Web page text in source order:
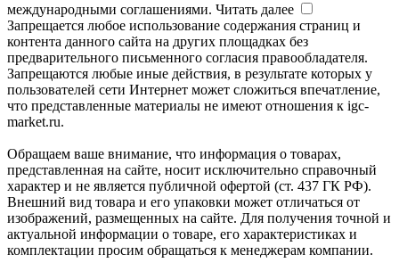
международными соглашениями. Читать далее
Запрещается любое использование содержания страниц и
контента данного сайта на других площадках без
предварительного письменного согласия правообладателя.
Запрещаются любые иные действия, в результате которых у
пользователей сети Интернет может сложиться впечатление,
что представленные материалы не имеют отношения к igc-
market.ru.
Обращаем ваше внимание, что информация о товарах,
представленная на сайте, носит исключительно справочный
характер и не является публичной офертой (ст. 437 ГК РФ).
Внешний вид товара и его упаковки может отличаться от
изображений, размещенных на сайте. Для получения точной и
актуальной информации о товаре, его характеристиках и
комплектации просим обращаться к менеджерам компании.